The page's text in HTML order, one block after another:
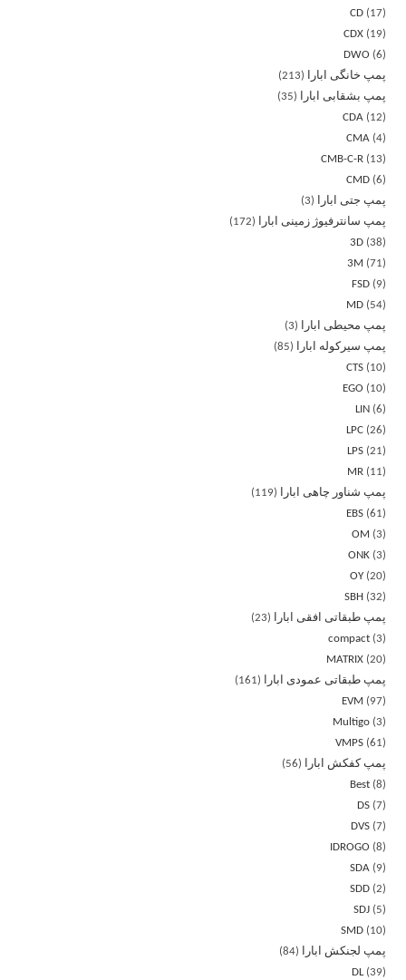
CD
17
CDX
19
DWO
6
پمپ خانگی ابارا
213
پمپ بشقابی ابارا
35
CDA
12
CMA 4
CMB-C-R
13
CMD 6
پمپ جتی ابارا
3
پمپ سانترفیوژ زمینی ابارا
172
3D 38
3M
71
FSD
9
MD
54
پمپ محیطی ابارا
3
پمپ سیرکوله ابارا
85
CTS
10
EGO
10
LIN
6
LPC 26
LPS 21
MR
11
پمپ شناور چاهی ابارا
119
EBS 61
OM
3
ONK 3
OY 20
SBH
32
پمپ طبقاتی افقی ابارا
23
compact 3
MATRIX 20
پمپ طبقاتی عمودی ابارا
161
EVM
97
Multigo 3
VMPS 61
پمپ کفکش ابارا
56
Best 8
DS 7
DVS 7
IDROGO
8
SDA
9
SDD 2
SDJ
5
SMD
10
پمپ لجنکش ابارا
84
DL 39